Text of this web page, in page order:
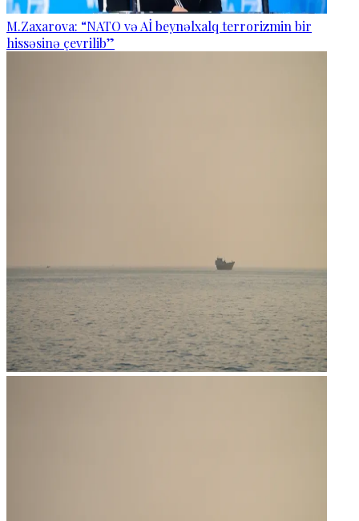
M.Zaxarova: “NATO və Aİ beynəlxalq terrorizmin bir
hissəsinə çevrilib”